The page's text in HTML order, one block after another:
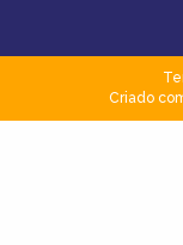
Criado